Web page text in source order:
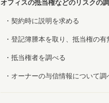
オフィスの抵当権などのリスクの
契約時に説明を求める
登記簿謄本を取り、抵当権の有
抵当権者を調べる
オーナーの与信情報について調